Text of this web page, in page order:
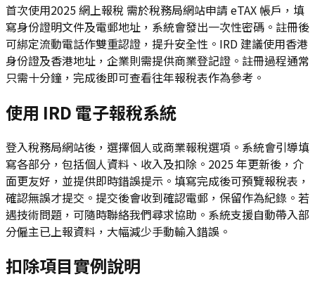
首次使用2025 網上報稅 需於稅務局網站申請 eTAX 帳戶，填
寫身份證明文件及電郵地址，系統會發出一次性密碼。註冊後
可綁定流動電話作雙重認證，提升安全性。IRD 建議使用香港
身份證及香港地址，企業則需提供商業登記證。註冊過程通常
只需十分鐘，完成後即可查看往年報稅表作為參考。
使用 IRD 電子報稅系統
登入稅務局網站後，選擇個人或商業報稅選項。系統會引導填
寫各部分，包括個人資料、收入及扣除。2025 年更新後，介
面更友好，並提供即時錯誤提示。填寫完成後可預覽報稅表，
確認無誤才提交。提交後會收到確認電郵，保留作為紀錄。若
遇技術問題，可隨時聯絡我們尋求協助。系統支援自動帶入部
分僱主已上報資料，大幅減少手動輸入錯誤。
扣除項目實例說明